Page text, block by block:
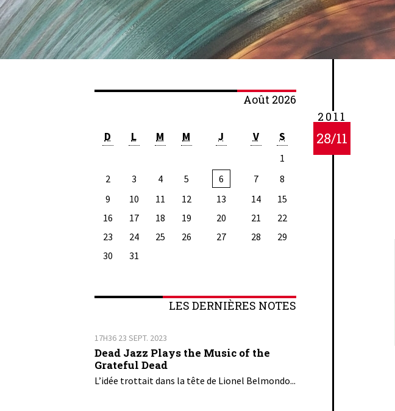
Août 2026
D L M M J V S
1
2
3 4 5 6 7
8
9
10 11 12 13 14
15
16
17 18 19 20 21
22
23
24 25 26 27 28
29
30
31
LES DERNIÈRES NOTES
17H36 23 SEPT. 2023
Dead Jazz Plays the Music of the
Grateful Dead
L’idée trottait dans la tête de Lionel Belmondo...
2011
28/11